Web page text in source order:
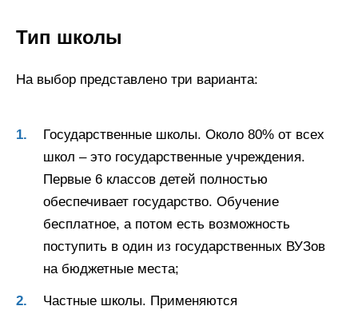
Тип школы
На выбор представлено три варианта:
Государственные школы. Около 80% от всех
школ – это государственные учреждения.
Первые 6 классов детей полностью
обеспечивает государство. Обучение
бесплатное, а потом есть возможность
поступить в один из государственных ВУЗов
на бюджетные места;
Частные школы. Применяются